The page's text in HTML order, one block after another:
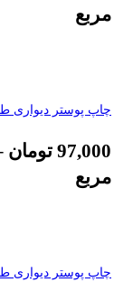
مربع
چاپ پوستر دیواری
97,000 تومان
مربع
چاپ پوستر دیواری